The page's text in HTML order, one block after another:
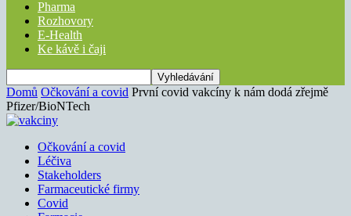
Pharma
Rozhovory
E-Health
Ke kávě i čaji
Domů Očkování a covid První covid vakcíny k nám dodá zřejmě
Pfizer/BioNTech
Očkování a covid
Léčiva
Stakeholders
Farmaceutické firmy
Covid